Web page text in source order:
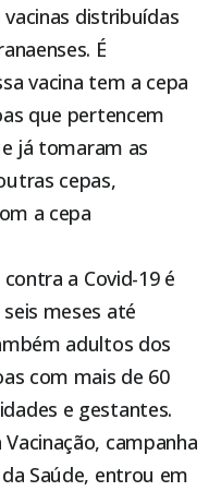
vacinas distribuídas
É
vacina tem a cepa
que pertencem
já tomaram as
cepas,
a cepa
a Covid-19 é
meses até
adultos dos
com mais de 60
e gestantes.
campanha
Saúde, entrou em